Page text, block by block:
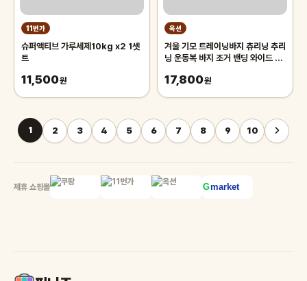
11번가
슈퍼액티브 가루세제10kg x2 1셋
트
11,500원
옥션
겨울 기모 트레이닝바지 츄리닝 추리
닝 운동복 바지 조거 밴딩 와이드 팬
17,800원
1 2 3 4 5 6 7 8 9 10
제휴 쇼핑몰